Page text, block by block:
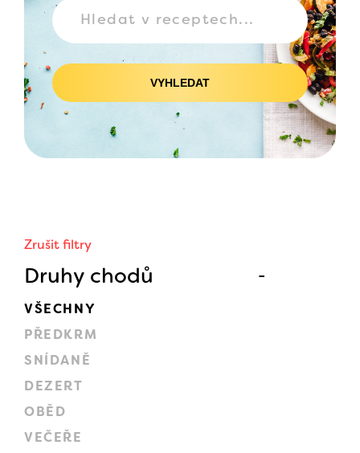
VYHLEDAT
Zrušit filtry
Druhy chodů
VŠECHNY
PŘEDKRM
SNÍDANĚ
DEZERT
OBĚD
VEČEŘE